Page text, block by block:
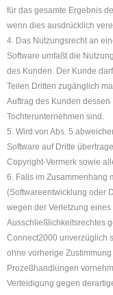
für das gesamte Ergebnis
wenn dies ausdrücklich
4. Das Nutzungsrecht an
Software umfaßt die
des Kunden. Der Kunde
Teilen Dritten zugänglich
Auftrag des Kunden
Tochterunternehmen sind.
5. Wird von Abs. 5
Software auf Dritte
Copyright-Vermerk sowie
6. Falls im Zusammenhang
(Softwareentwicklung oder
wegen der Verletzung
Ausschließlichkeitsrechtes
Connect2000 unverzüglich
ohne vorherige
Prozeßhandlungen
Verteidigung gegen